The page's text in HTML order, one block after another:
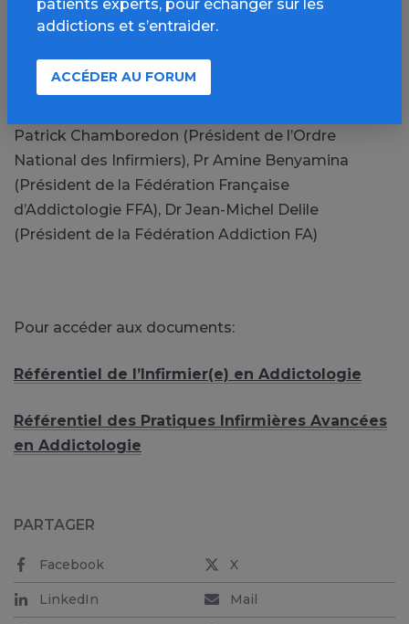
Pr Georges Brousse(Président du Comité de
Pilotage des Référentiels Infirmiers), Pr Olivier
Cottencin (Président du Collège Universitaire
Patrick Chamboredon (Président de l’Ordre
National des Infirmiers), Pr Amine Benyamina
(Président de la Fédération Française
d’Addictologie FFA), Dr Jean-Michel Delile
(Président de la Fédération Addiction FA)
Pour accéder aux documents:
Référentiel de l’Infirmier(e) en Addictologie
Référentiel des Pratiques Infirmières Avancées
en Addictologie
PARTAGER
Facebook X
LinkedIn Mail
patients experts, pour échanger sur les
addictions et s’entraider.
ACCÉDER AU FORUM